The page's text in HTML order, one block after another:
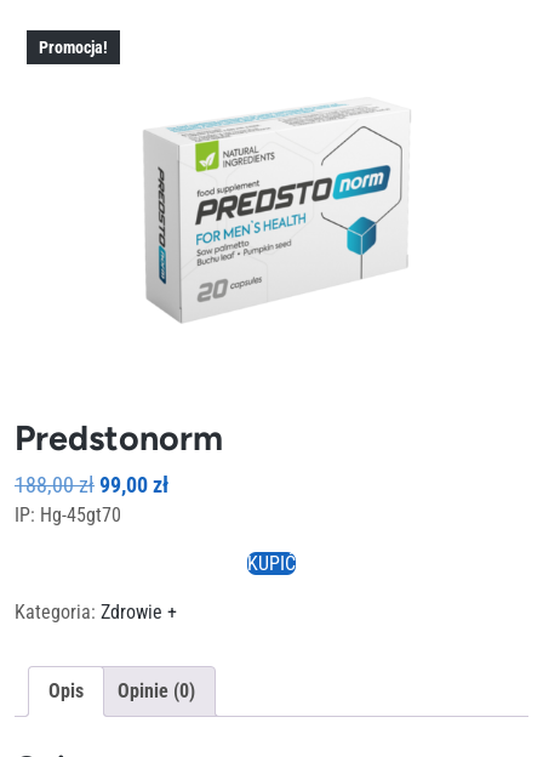
Promocja!
Predstonorm
188,00złPierwotna
cena
99,00złAktualna
IP: Hg-45gt70
KUPIĆ
Kategoria: Zdrowie +
Opis Opinie (0)